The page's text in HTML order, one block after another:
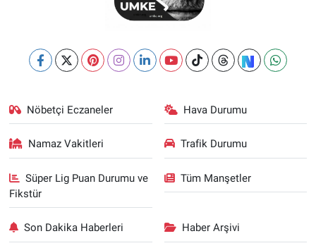
Nöbetçi Eczaneler Hava Durumu
Namaz Vakitleri Trafik Durumu
Süper Lig Puan Durumu ve
Fikstür
Tüm Manşetler
Son Dakika Haberleri Haber Arşivi